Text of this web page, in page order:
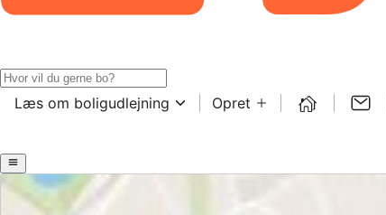
Læs om boligudlejning Opret